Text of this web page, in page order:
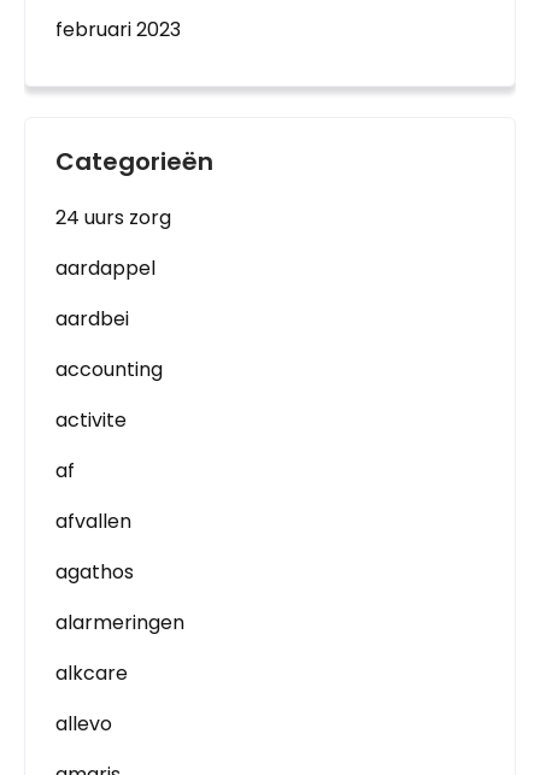
februari 2023
Categorieën
24 uurs zorg
aardappel
aardbei
accounting
activite
af
afvallen
agathos
alarmeringen
alkcare
allevo